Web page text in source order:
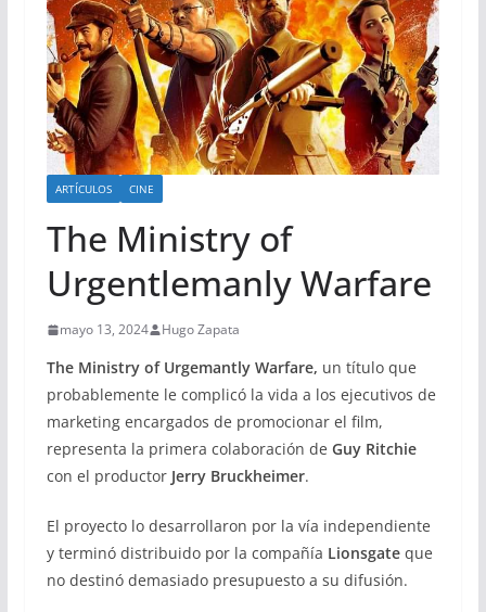
ARTÍCULOS CINE
The Ministry of
Urgentlemanly Warfare
mayo 13, 2024 Hugo Zapata
The Ministry of Urgemantly Warfare, un título que
probablemente le complicó la vida a los ejecutivos de
marketing encargados de promocionar el film,
representa la primera colaboración de Guy Ritchie
con el productor Jerry Bruckheimer.
El proyecto lo desarrollaron por la vía independiente
y terminó distribuido por la compañía Lionsgateque
no destinó demasiado presupuesto a su difusión.